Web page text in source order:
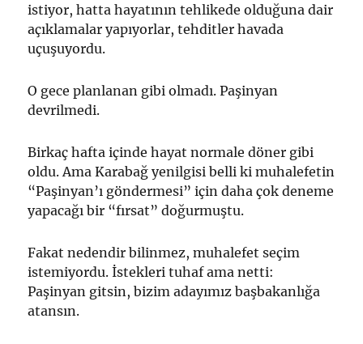
istiyor, hatta hayatının tehlikede olduğuna dair
açıklamalar yapıyorlar, tehditler havada
uçuşuyordu.
O gece planlanan gibi olmadı. Paşinyan
devrilmedi.
Birkaç hafta içinde hayat normale döner gibi
oldu. Ama Karabağ yenilgisi belli ki muhalefetin
“Paşinyan’ı göndermesi” için daha çok deneme
yapacağı bir “fırsat” doğurmuştu.
Fakat nedendir bilinmez, muhalefet seçim
istemiyordu. İstekleri tuhaf ama netti:
Paşinyan gitsin, bizim adayımız başbakanlığa
atansın.